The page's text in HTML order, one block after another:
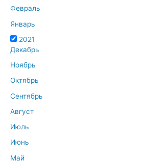
Февраль
Январь
2021
Декабрь
Ноябрь
Октябрь
Сентябрь
Август
Июль
Июнь
Май